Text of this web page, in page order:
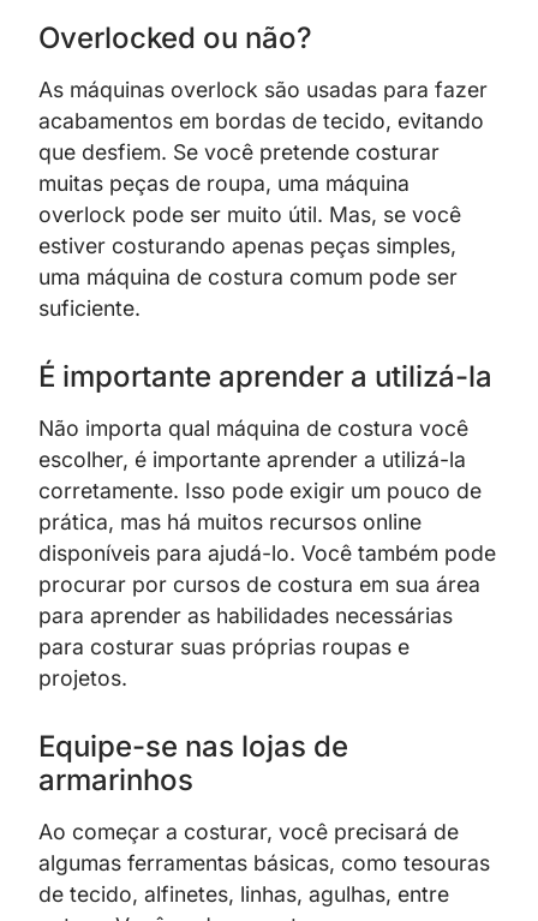
Overlocked ou não?
As máquinas overlock são usadas para fazer
acabamentos em bordas de tecido, evitando
que desfiem. Se você pretende costurar
muitas peças de roupa, uma máquina
overlock pode ser muito útil. Mas, se você
estiver costurando apenas peças simples,
uma máquina de costura comum pode ser
suficiente.
É importante aprender a utilizá-la
Não importa qual máquina de costura você
escolher, é importante aprender a utilizá-la
corretamente. Isso pode exigir um pouco de
prática, mas há muitos recursos online
disponíveis para ajudá-lo. Você também pode
procurar por cursos de costura em sua área
para aprender as habilidades necessárias
para costurar suas próprias roupas e
projetos.
Equipe-se nas lojas de
armarinhos
Ao começar a costurar, você precisará de
algumas ferramentas básicas, como tesouras
de tecido, alfinetes, linhas, agulhas, entre